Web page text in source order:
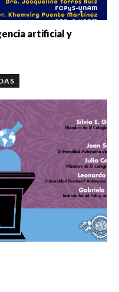
artificial y